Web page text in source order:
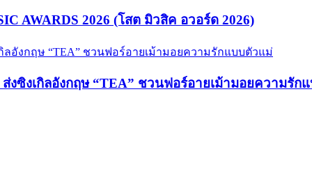
AWARDS 2026 (โสต มิวสิค อวอร์ด 2026)
งซิงเกิลอังกฤษ “TEA” ชวนฟอร์อายเม้ามอยความรัก